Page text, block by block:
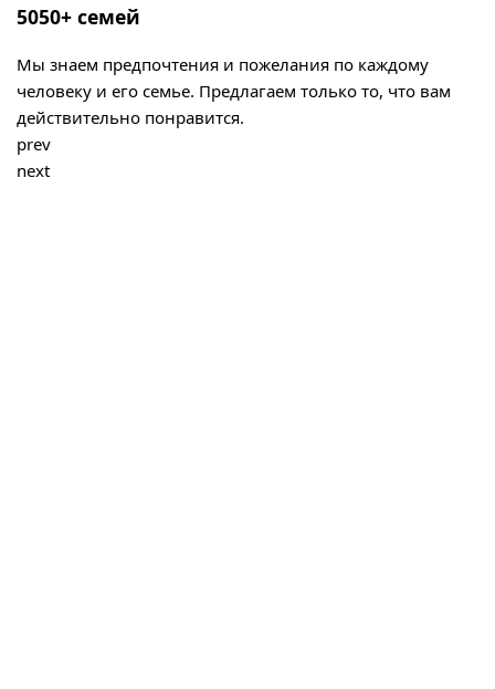
5050+ семей
Мы знаем предпочтения и пожелания по каждому
человеку и его семье. Предлагаем только то, что вам
действительно понравится.
prev
next